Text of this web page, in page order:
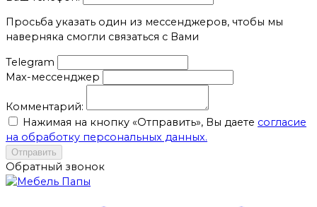
Просьба указать один из мессенджеров, чтобы мы
наверняка смогли связаться с Вами
Telegram
Max-мессенджер
Комментарий:
Нажимая на кнопку «Отправить», Вы даете согласие
на обработку персональных данных.
Отправить
Обратный звонок